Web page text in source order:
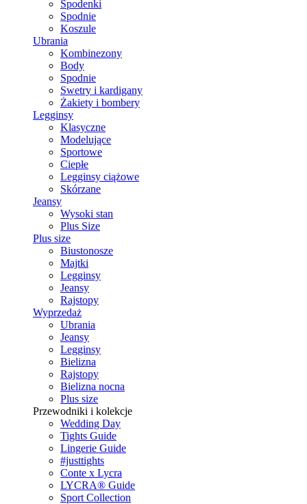
Spodenki
Spodnie
Koszule
Ubrania
Kombinezony
Body
Spodnie
Swetry i kardigany
Żakiety i bombery
Legginsy
Klasyczne
Modelujące
Sportowe
Ciepłe
Legginsy ciążowe
Skórzane
Jeansy
Wysoki stan
Plus Size
Plus size
Biustonosze
Majtki
Legginsy
Jeansy
Rajstopy
Wyprzedaż
Ubrania
Jeansy
Legginsy
Bielizna
Rajstopy
Bielizna nocna
Plus size
Przewodniki i kolekcje
Wedding Day
Tights Guide
Lingerie Guide
#justtights
Conte x Lycra
LYCRA® Guide
Sport Сollection